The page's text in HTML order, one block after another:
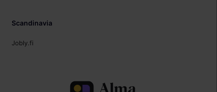
Scandinavia
Jobly.fi